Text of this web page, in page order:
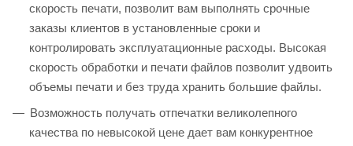
скорость печати, позволит вам выполнять срочные
заказы клиентов в установленные сроки и
контролировать эксплуатационные расходы. Высокая
скорость обработки и печати файлов позволит удвоить
объемы печати и без труда хранить большие файлы.
Возможность получать отпечатки великолепного
качества по невысокой цене дает вам конкурентное